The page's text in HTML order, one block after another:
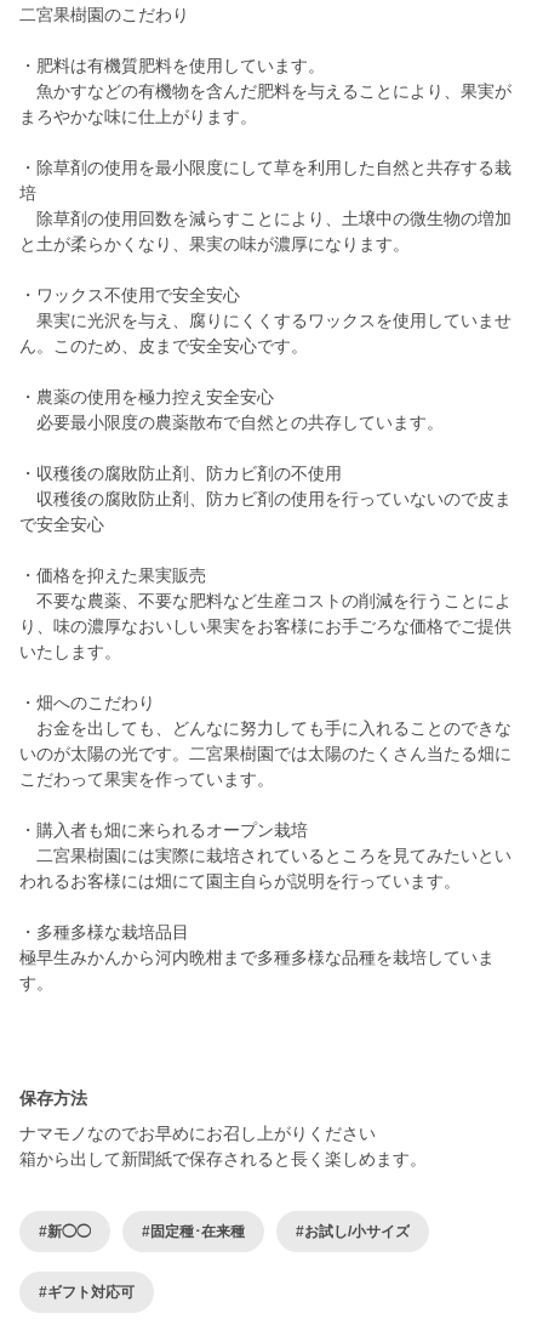
二宮果樹園のこだわり
・肥料は有機質肥料を使用しています。
魚かすなどの有機物を含んだ肥料を与えることにより、果実が
まろやかな味に仕上がります。
・除草剤の使用を最小限度にして草を利用した自然と共存する栽
培
除草剤の使用回数を減らすことにより、土壌中の微生物の増加
と土が柔らかくなり、果実の味が濃厚になります。
・ワックス不使用で安全安心
果実に光沢を与え、腐りにくくするワックスを使用していませ
ん。このため、皮まで安全安心です。
・農薬の使用を極力控え安全安心
必要最小限度の農薬散布で自然との共存しています。
・収穫後の腐敗防止剤、防カビ剤の不使用
収穫後の腐敗防止剤、防カビ剤の使用を行っていないので皮ま
で安全安心
・価格を抑えた果実販売
不要な農薬、不要な肥料など生産コストの削減を行うことによ
り、味の濃厚なおいしい果実をお客様にお手ごろな価格でご提供
いたします。
・畑へのこだわり
お金を出しても、どんなに努力しても手に入れることのできな
いのが太陽の光です。二宮果樹園では太陽のたくさん当たる畑に
こだわって果実を作っています。
・購入者も畑に来られるオープン栽培
二宮果樹園には実際に栽培されているところを見てみたいとい
われるお客様には畑にて園主自らが説明を行っています。
・多種多様な栽培品目
極早生みかんから河内晩柑まで多種多様な品種を栽培していま
す。
保存方法
ナマモノなのでお早めにお召し上がりください
箱から出して新聞紙で保存されると長く楽しめます。
#新◯◯ #固定種･在来種 #お試し/小サイズ
#ギフト対応可